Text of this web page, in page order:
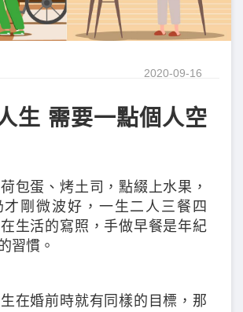
2020-09-16
生 需要一點個人空
包蛋、烤土司，點綴上水果，
剛微波好，一生二人三餐四
生活的寫照，手做早餐是年紀
習慣。
在婚前時就有同樣的目標，那